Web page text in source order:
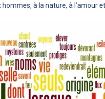
à la nature, à l’amour